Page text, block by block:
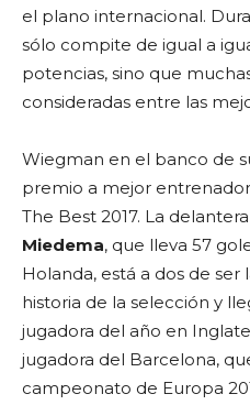
el plano internacional.
sólo compite de igual a
potencias, sino que
consideradas entre las
Wiegman en el banco de
premio a mejor
The Best 2017. La
Miedema, que lleva 57
Holanda, está a dos de
historia de la selección y
jugadora del año en
jugadora del Barcelona,
campeonato de Europa